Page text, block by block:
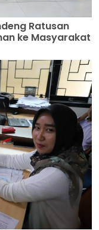
Ratusan
ke Masyarakat